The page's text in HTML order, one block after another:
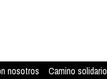
nosotros Camino solidario